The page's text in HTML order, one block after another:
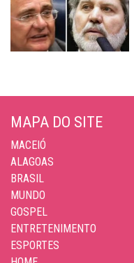
MAPA DO SITE
MACEIÓ
ALAGOAS
BRASIL
MUNDO
GOSPEL
ENTRETENIMENTO
ESPORTES